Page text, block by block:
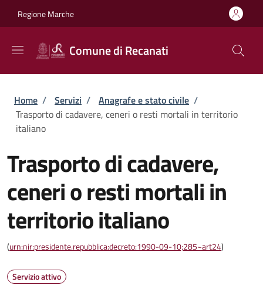
Regione Marche
Comune di Recanati
Briciole di pane
Home / Servizi / Anagrafe e stato civile /
Trasporto di cadavere, ceneri o resti mortali in territorio
italiano
Trasporto di cadavere,
ceneri o resti mortali in
territorio italiano
(urn:nir:presidente.repubblica:decreto:1990-09-10;285~art24)
Servizio attivo